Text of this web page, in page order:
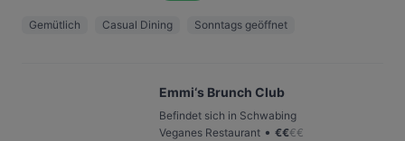
Gemütlich Casual Dining Sonntags geöffnet
Emmi‘s Brunch Club
Befindet sich in Schwabing
Veganes Restaurant • €€€€